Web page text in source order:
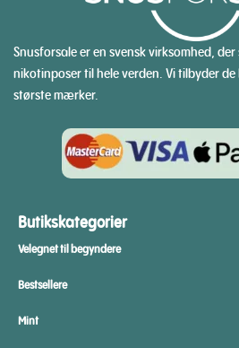
Snusforsale er en svensk virksomhed,
nikotinposer til hele verden. Vi tilbyder
største mærker.
Butikskategorier
Velegnet til begyndere
Bestsellere
Mint